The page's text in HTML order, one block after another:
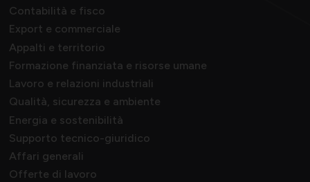
Contabilità e fisco
Export e commerciale
Appalti e territorio
Formazione finanziata e risorse umane
Lavoro e relazioni industriali
Qualità, sicurezza e ambiente
Energia e sostenibilità
Supporto tecnico-giuridico
Affari generali
Offerte di lavoro